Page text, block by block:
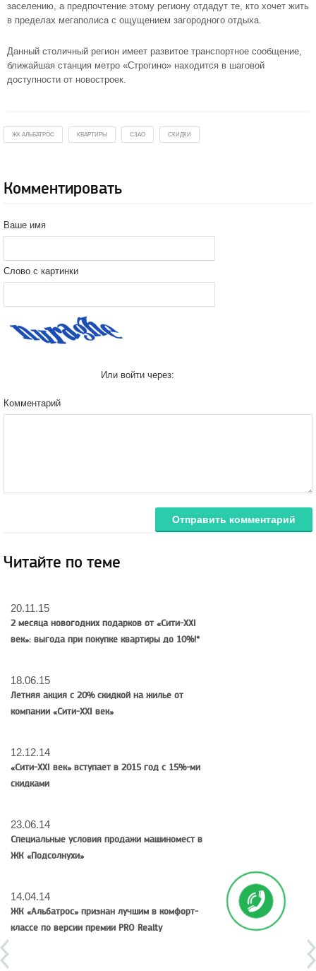
заселению, а предпочтение этому региону отдадут те, кто хочет жить
в пределах мегаполиса с ощущением загородного отдыха.
Данный столичный регион имеет развитое транспортное сообщение,
ближайшая станция метро «Строгино» находится в шаговой
доступности от новостроек.
ЖК АЛЬБАТРОС КВАРТИРЫ СЗАО СКИДКИ
Комментировать
Ваше имя
Слово с картинки
Или войти через:
Комментарий
Отправить комментарий
Читайте по теме
20.11.15
2 месяца новогодних подарков от «Сити-XXI
век»: выгода при покупке квартиры до 10%!*
18.06.15
Летняя акция с 20% скидкой на жилье от
компании «Сити-XXI век»
12.12.14
«Сити-XXI век» вступает в 2015 год с 15%-ми
скидками
23.06.14
Специальные условия продажи машиномест в
ЖК «Подсолнухи»
14.04.14
ЖК «Альбатрос» признан лучшим в комфорт-
классе по версии премии PRO Realty